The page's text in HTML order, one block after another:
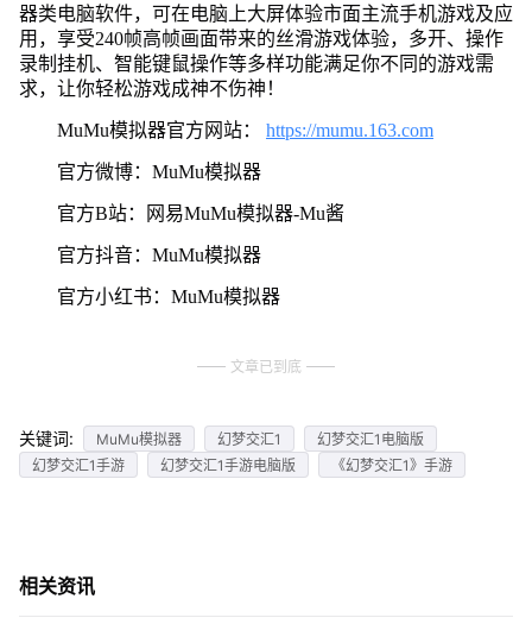
器类电脑软件，可在电脑上大屏体验市面主流手机游戏及应
用，享受240帧高帧画面带来的丝滑游戏体验，多开、操作
录制挂机、智能键鼠操作等多样功能满足你不同的游戏需
求，让你轻松游戏成神不伤神！
MuMu模拟器官方网站： https://mumu.163.com
官方微博：MuMu模拟器
官方B站：网易MuMu模拟器-Mu酱
官方抖音：MuMu模拟器
官方小红书：MuMu模拟器
文章已到底
关键词: MuMu模拟器 幻梦交汇1
幻梦交汇1电脑版
幻梦交汇1手游
幻梦交汇1手游电脑版 《幻梦交汇1》手游
相关资讯